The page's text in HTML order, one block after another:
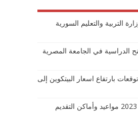
التربية والتعليم السورية
الدراسية في الجامعة المصرية
بارتفاع اسعار البيتكوين إلى
اختبارات القدرات 2023 مواعيد وأماكن التقديم